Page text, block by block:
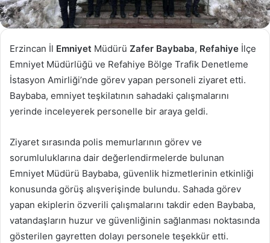
Erzincan İl Emniyet Müdürü Zafer Baybaba, Refahiye İlçe
Emniyet Müdürlüğü ve Refahiye Bölge Trafik Denetleme
İstasyon Amirliği’nde görev yapan personeli ziyaret etti.
Baybaba, emniyet teşkilatının sahadaki çalışmalarını
yerinde inceleyerek personelle bir araya geldi.
Ziyaret sırasında polis memurlarının görev ve
sorumluluklarına dair değerlendirmelerde bulunan
Emniyet Müdürü Baybaba, güvenlik hizmetlerinin etkinliği
konusunda görüş alışverişinde bulundu. Sahada görev
yapan ekiplerin özverili çalışmalarını takdir eden Baybaba,
vatandaşların huzur ve güvenliğinin sağlanması noktasında
gösterilen gayretten dolayı personele teşekkür etti.